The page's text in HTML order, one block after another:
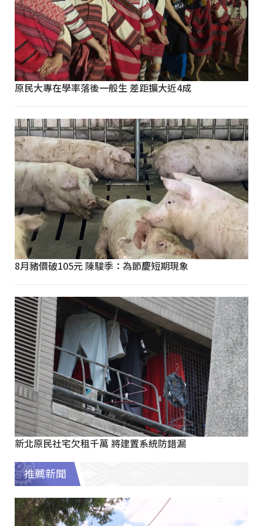
原民大專在學率落後一般生 差距擴大近4成
8月豬價破105元 陳駿季：為節慶短期現象
新北原民社宅欠租千萬 將建置系統防錯漏
推薦新聞